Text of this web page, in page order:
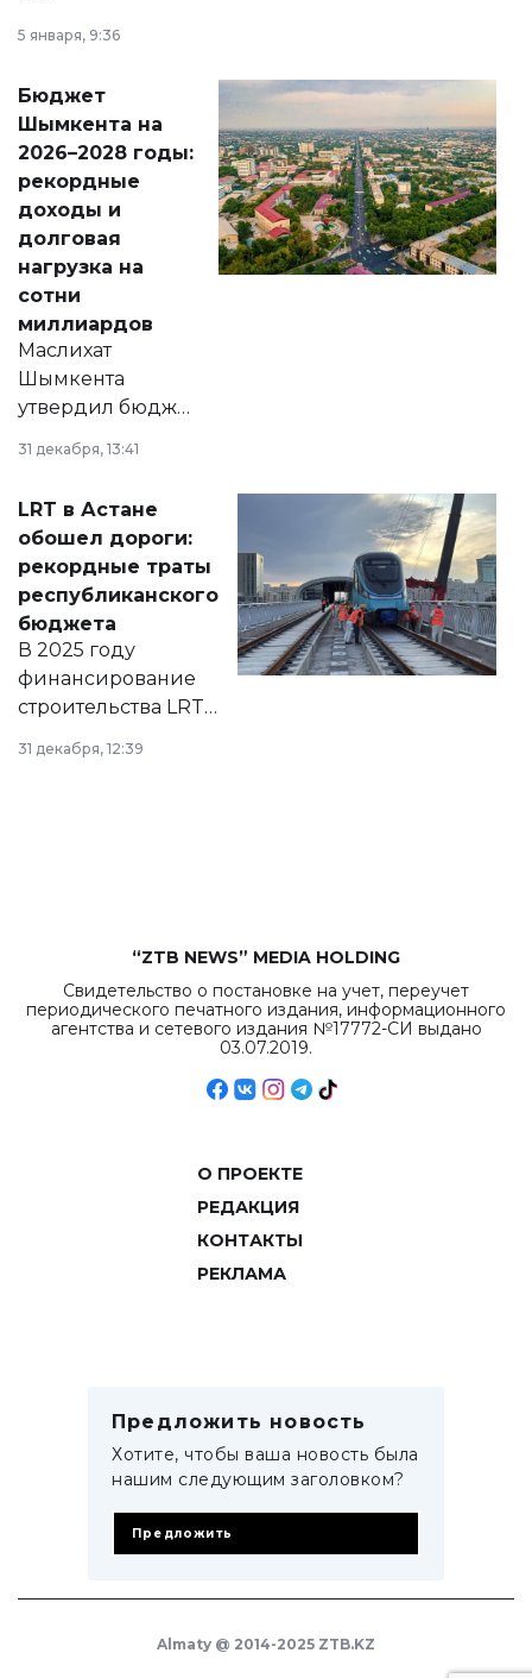
принести
народу
Венесуэлы.
5 января, 9:36
Бюджет
Шымкента на
2026–2028 годы:
рекордные
доходы и
долговая
нагрузка на
сотни
миллиардов
Маслихат
Шымкента
утвердил бюджет
города на 2026–
2028 годы.
документ
появился в базе
нормативных
правовых актов и
на сайте маслихат
города.
31 декабря, 13:41
LRT в Астане
обошел дороги:
рекордные траты
республиканского
бюджета
В 2025 году
финансирование
строительства LRT
в Астане из
республиканского
31 декабря, 12:39
“ZTB NEWS” MEDIA HOLDING
Свидетельство о постановке на учет, переучет
периодического печатного издания, информационного
агентства и сетевого издания №17772-СИ выдано
03.07.2019.
О ПРОЕКТЕ
РЕДАКЦИЯ
КОНТАКТЫ
РЕКЛАМА
Предложить новость
Хотите, чтобы ваша новость была
нашим следующим заголовком?
Предложить
Almaty @ 2014-2025 ZTB.KZ